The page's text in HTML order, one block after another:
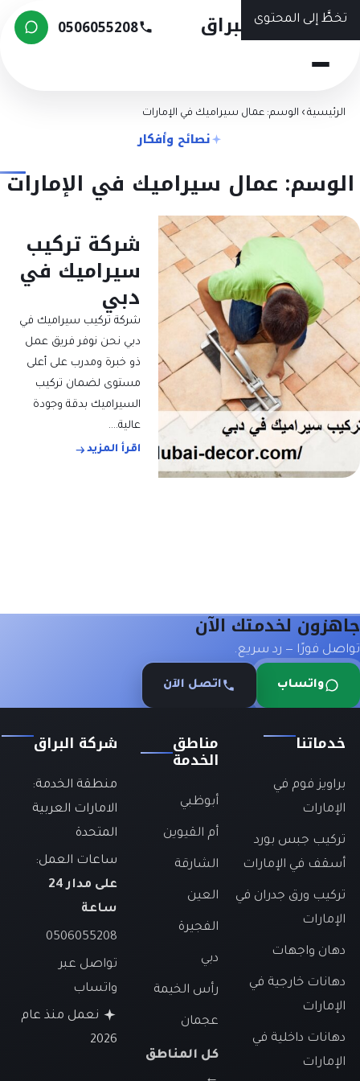
تخطَّ إلى المحتوى
شركة البراق 0506055208
الرئيسية ›الوسم: عمال سيراميك في الإمارات
نصائح وأفكار
عمال سيراميك في الإمارات
شركة تركيب
سيراميك في
دبي
شركة تركيب سيراميك في
دبي نحن نوفر فريق عمل
ذو خبرة ومدرب على أعلى
مستوى لضمان تركيب
السيراميك بدقة وجودة
عالية.…
اقرأ المزيد
لخدمتك الآن
فورًا — رد سريع.
واتساب اتصل الآن
خدماتنا
براويز فوم في
الإمارات
تركيب جبس بورد
أسقف في الإمارات
تركيب ورق جدران في
الإمارات
دهان واجهات
دهانات خارجية في
الإمارات
دهانات داخلية في
الإمارات
مناطق
الخدمة
أبوظبي
أم القيوين
الشارقة
العين
الفجيرة
دبي
رأس الخيمة
عجمان
كل المناطق
شركة البراق
منطقة الخدمة:
الامارات العربية
المتحدة
ساعات العمل:
على مدار 24
ساعة
0506055208
تواصل عبر
واتساب
نعمل منذ عام
2026